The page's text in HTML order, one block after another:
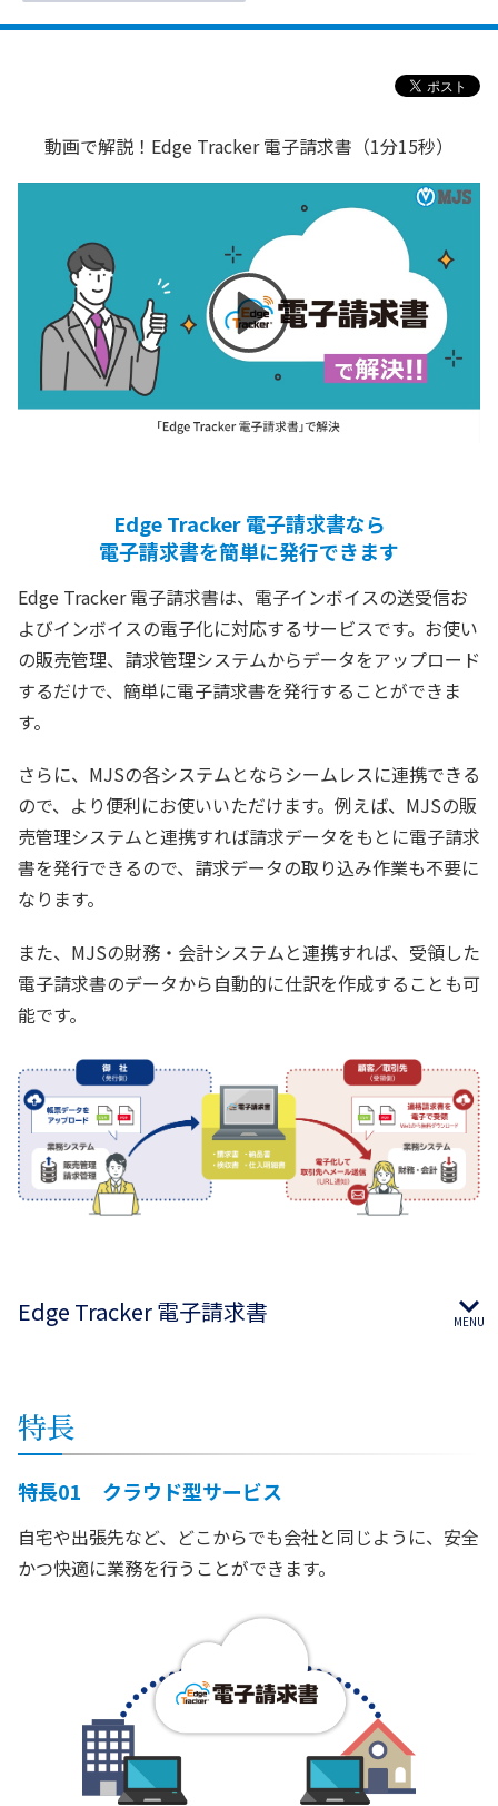
動画で解説！Edge Tracker 電子請求書（1分15秒）
Edge Tracker 電子請求書なら
電子請求書を簡単に発行できます
Edge Tracker 電子請求書は、電子インボイスの送受信お
よびインボイスの電子化に対応するサービスです。お使い
の販売管理、請求管理システムからデータをアップロード
するだけで、簡単に電子請求書を発行することができま
す。
さらに、MJSの各システムとならシームレスに連携できる
ので、より便利にお使いいただけます。例えば、MJSの販
売管理システムと連携すれば請求データをもとに電子請求
書を発行できるので、請求データの取り込み作業も不要に
なります。
また、MJSの財務・会計システムと連携すれば、受領した
電子請求書のデータから自動的に仕訳を作成することも可
能です。
Edge Tracker 電子請求書
特長
特長01 クラウド型サービス
自宅や出張先など、どこからでも会社と同じように、安全
かつ快適に業務を行うことができます。